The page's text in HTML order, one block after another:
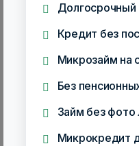
Долгосрочный
Кредит без
Микрозайм на
Без
Займ без фото
Микрокредит